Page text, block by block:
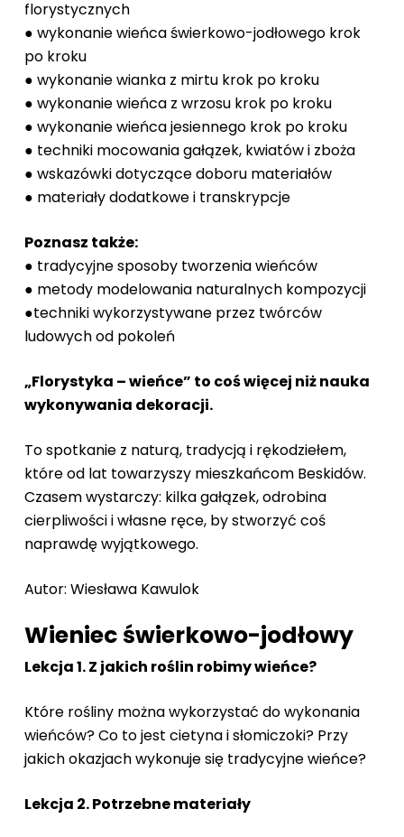
florystycznych
● wykonanie wieńca świerkowo-jodłowego krok
po kroku
● wykonanie wianka z mirtu krok po kroku
● wykonanie wieńca z wrzosu krok po kroku
● wykonanie wieńca jesiennego krok po kroku
● techniki mocowania gałązek, kwiatów i zboża
● wskazówki dotyczące doboru materiałów
● materiały dodatkowe i transkrypcje
Poznasz także:
● tradycyjne sposoby tworzenia wieńców
● metody modelowania naturalnych kompozycji
●techniki wykorzystywane przez twórców
ludowych od pokoleń
„Florystyka – wieńce” to coś więcej niż nauka
wykonywania dekoracji.
To spotkanie z naturą, tradycją i rękodziełem,
które od lat towarzyszy mieszkańcom Beskidów.
Czasem wystarczy: kilka gałązek, odrobina
cierpliwości i własne ręce, by stworzyć coś
naprawdę wyjątkowego.
Autor: Wiesława Kawulok
Wieniec świerkowo-jodłowy
Lekcja 1. Z jakich roślin robimy wieńce?
Które rośliny można wykorzystać do wykonania
wieńców? Co to jest cietyna i słomiczoki? Przy
jakich okazjach wykonuje się tradycyjne wieńce?
Lekcja 2. Potrzebne materiały